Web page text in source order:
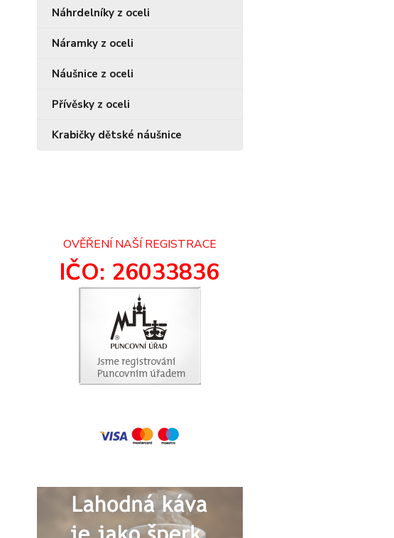
Náhrdelníky z oceli
Náramky z oceli
Náušnice z oceli
Přívěsky z oceli
Krabičky dětské náušnice
OVĚŘENÍ NAŠÍ REGISTRACE
IČO: 26033836